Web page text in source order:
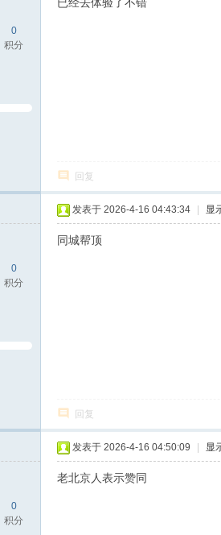
0
积分
回复
0
积分
发表于 2026-4-16 04:43:34 显
同城帮顶
回复
0
积分
发表于 2026-4-16 04:50:09 显
老北京人表示赞同